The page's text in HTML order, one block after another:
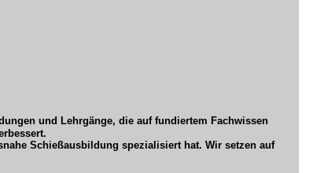
und Lehrgänge, die auf fundiertem Fachwissen
Schießausbildung spezialisiert hat. Wir setzen auf